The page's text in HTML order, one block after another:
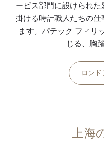
ービス部門に設けられ
掛ける時計職人たちの仕
ます。パテック フィリ
じる、胸
ロン
上海